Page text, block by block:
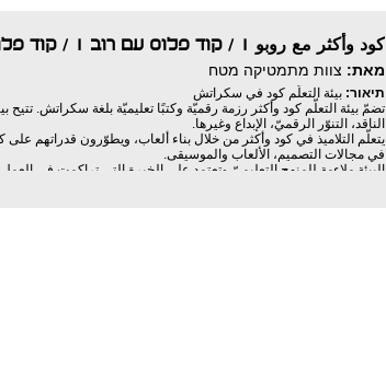
كود وأكثر مع روبو 1 / קוד פלוס עם רוב 1 / קוד
מאת: צוות מתמטיקה מטח
תיאור: بيئة التعلّم كود في سكراتش
تضمّ بيئة التعلّم كود وأكثر رزمة رقميّة وكتبًا تعليميّة بلغة سكراتش. تتيح
الناقد، التنوّر الرقميّ، الإبداع وغيرها.
يتعلّم التلاميذ في كود وأكثر من خلال بناء ألعاب، ويطوّرون قدراتهم
في مجالات التصميم، الألعاب والموسيقى.
البيئة ملاءمة للمنهج التعليميّ وتعتمد على الخبرة التي تراكمت في